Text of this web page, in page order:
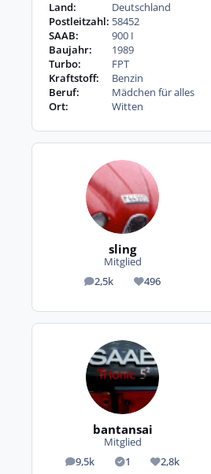
Land:
Deutschland
Postleitzahl: 58452
SAAB:
900 I
Baujahr:
1989
Turbo:
FPT
Kraftstoff:
Benzin
Beruf:
Mädchen für alles
Ort:
Witten
sling
Mitglied
2,5k
Beiträge 496
Reputation
bantansai
Mitglied
9,5k
Beiträge 1
Lösungen2,8k
Reputation